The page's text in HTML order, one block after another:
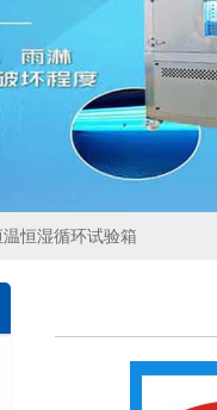
温恒湿循环试验箱